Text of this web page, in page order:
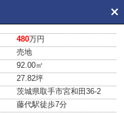
480万円
売地
92.00㎡
27.82坪
茨城県取手市宮和田36-2
藤代駅徒歩7分